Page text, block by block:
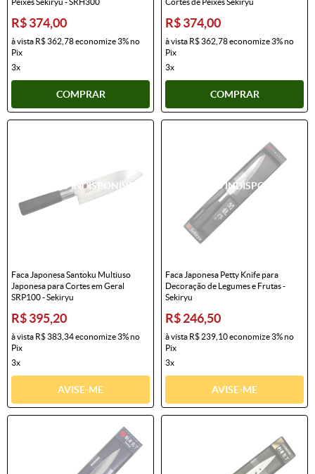
R$ 374,00
à vista R$ 362,78economize3%no
Pix
3x
COMPRAR
R$ 374,00
à vista R$ 362,78economize3%no
Pix
3x
COMPRAR
Faca Japonesa Santoku Multiuso
Japonesa para Cortes em Geral
SRP100 - Sekiryu
R$ 395,20
à vista R$ 383,34economize3%no
Pix
3x
AVISE-ME
Faca Japonesa Petty Knife para
Decoração de Legumes e Frutas -
Sekiryu
R$ 246,50
à vista R$ 239,10economize3%no
Pix
3x
AVISE-ME